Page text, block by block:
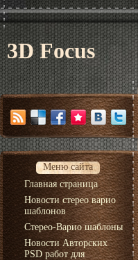
3D Focus
Меню сайта
Главная страница
Новости стерео варио
шаблонов
Стерео-Варио шаблоны
Новости Авторских
PSD работ для